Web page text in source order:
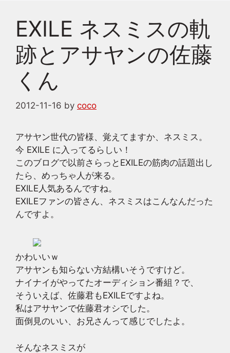
EXILE ネスミスの軌
跡とアサヤンの佐藤
くん
2012-11-16 by coco
アサヤン世代の皆様、覚えてますか、ネスミス。
今 EXILE に入ってるらしい！
このブログで以前さらっとEXILEの筋肉の話題出し
たら、めっちゃ人が来る。
EXILE人気あるんですね。
EXILEファンの皆さん、ネスミスはこんなんだった
んですよ。
かわいいｗ
アサヤンも知らない方結構いそうですけど。
ナイナイがやってたオーディション番組？で、
そういえば、佐藤君もEXILEですよね。
私はアサヤンで佐藤君オシでした。
面倒見のいい、お兄さんって感じでしたよ。
そんなネスミスが